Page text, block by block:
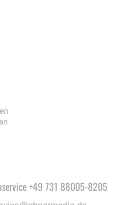
+49 731 88005-8205